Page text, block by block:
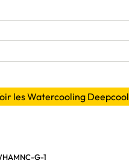
les Watercooling Deepcool
G-1